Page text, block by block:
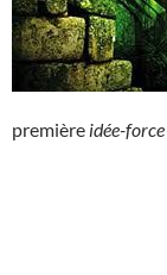
première idée-force